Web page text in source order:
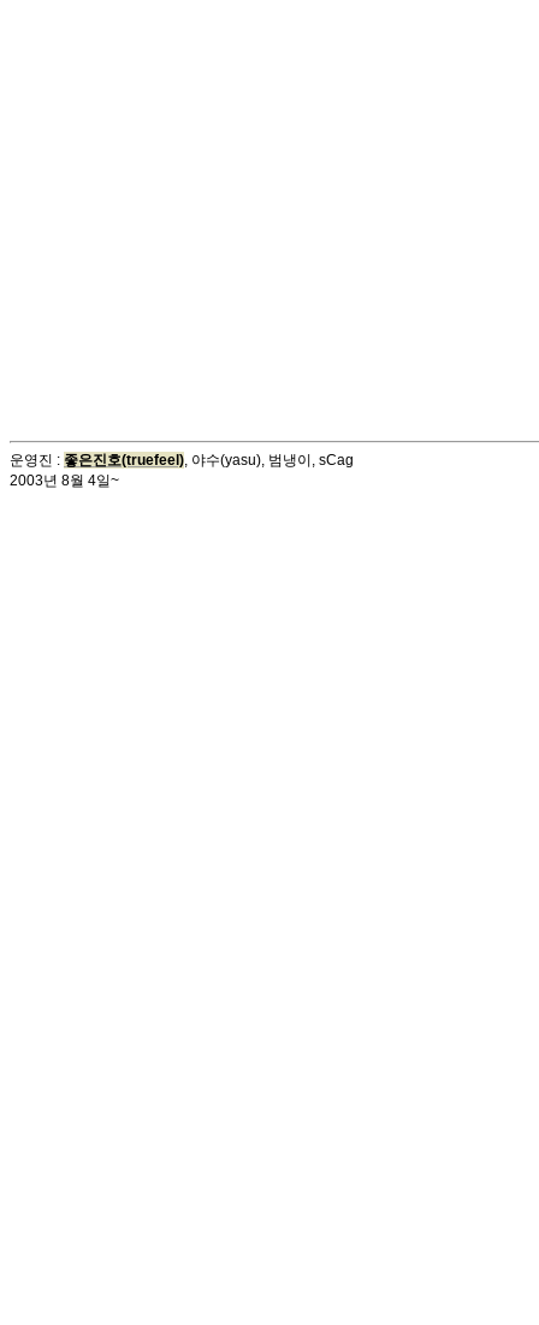
운영진 : 좋은진호(truefeel), 야수(yasu), 범냉이, sCag
2003년 8월 4일~